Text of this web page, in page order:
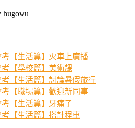
hugowu
【生活篇】火車上廣播
【學校篇】美術課
【生活篇】討論暑假旅行
【職場篇】歡迎新同事
【生活篇】牙痛了
【生活篇】搭計程車